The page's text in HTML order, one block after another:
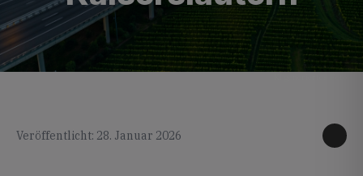
Veröffentlicht: 28. Januar 2026